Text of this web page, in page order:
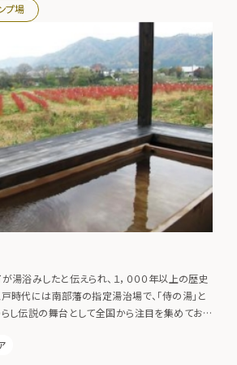
プ場
湯浴みしたと伝えられ、１，０００年以上の歴史
時代には南部藩の指定湯治場で、「侍の湯」と
し伝説の舞台として全国から注目を集めてお